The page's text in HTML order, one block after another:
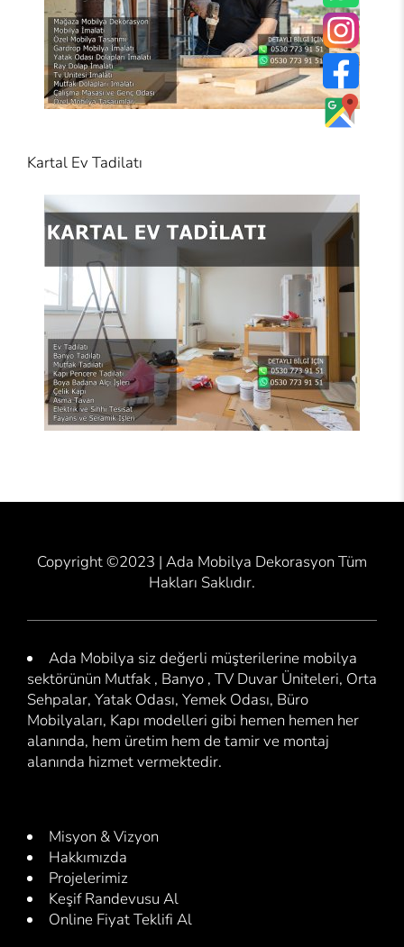
Kartal Ev Tadilatı
Copyright ©2023 | Ada Mobilya Dekorasyon Tüm
Hakları Saklıdır.
Ada Mobilya siz değerli müşterilerine mobilya
sektörünün Mutfak , Banyo , TV Duvar Üniteleri, Orta
Sehpalar, Yatak Odası, Yemek Odası, Büro
Mobilyaları, Kapı modelleri gibi hemen hemen her
alanında, hem üretim hem de tamir ve montaj
alanında hizmet vermektedir.
Misyon & Vizyon
Hakkımızda
Projelerimiz
Keşif Randevusu Al
Online Fiyat Teklifi Al